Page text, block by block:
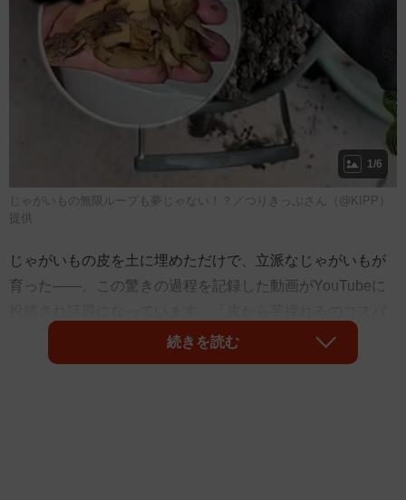
1/6
じゃがいもの無限ループも夢じゃない！？／つりきっぷさん（@KIPP）
提供
じゃがいもの皮を土に埋めただけで、立派なじゃがいもが
育った――。この驚きの過程を記録した動画がYouTubeに
良すぎだろ」「スゴい！勉強になります！」「この無限ル
ープは嬉しい」といった声が相次ぎ、再生回数は245万回に
続きを読む